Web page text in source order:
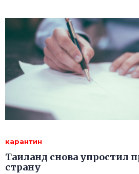
карантин
Таиланд снова упростил
страну